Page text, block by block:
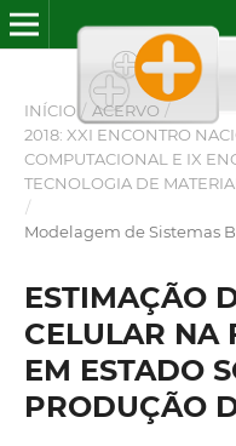
INÍCIO / ACERVO /
2018: XXI ENCONTRO
COMPUTACIONAL E IX
TECNOLOGIA DE
/
Modelagem de Sistemas
ESTIMAÇÃO
CELULAR NA
EM ESTADO
PRODUÇÃO